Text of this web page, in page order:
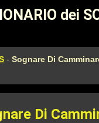
dei
-Sognare Di
Di